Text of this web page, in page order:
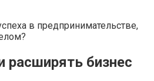
в предпринимательстве,
расширять бизнес